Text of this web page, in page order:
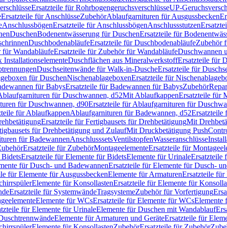
Ersatzteile für RohrbogengeruchsverschlüsseUP-
Ersatzteile für AnschlüsseZubehörAblaufgarnituren für Ausgussbecken
AnschlussbögenErsatzteile für AnschlussbögenAnschlussstutzen
DuschenBodenentwässerung für DuschenErsatzteile für
DuschbodenabläufeErsatzteile für DuschbodenabläufeZubehör
für WandabläufeErsatzteile für Zubehör für WandabläufeDuschwannen
Duschflächen aus MineralwerkstoffErsatzteile für
Duschseitenwände für Walk-in-DuscheErsatzteile für
für DuschenNischenablageboxenErsatzteile für
für BabysErsatzteile für Badewannen für BabysZubehör
für Duschwannen, d52Mit AblaufkappenErsatzteile für
für Duschwannen, d90Ersatzteile für Ablaufgarnituren für
für AblaufkappenAblaufgarnituren für Badewannen, d52Ersatzteile
Ersatzteile für Fertigbausets für DrehbetätigungMit
für Drehbetätigung und ZulaufMit Druckbetätigung
für BadewannenAnschlusssetsVentilstopfenWasseranschlüsse
Ersatzteile für ZubehörMontageelementeErsatzteile für
Ersatzteile für Elemente für BidetsElemente für UrinaleErsatzteile
für Dusch- und BadewannenErsatzteile für Elemente für Dusch-
für Elemente für AusgussbeckenElemente für ArmaturenErsatzteile für
Elemente für KonsollastenErsatzteile für Elemente für
Ersatzteile für SystemwändeTragsystemeZubehör für Vorfertigung
Elemente für WCsErsatzteile für Elemente für WCsElemente
für Elemente für UrinaleElemente für Duschen mit Wandablauf
Elemente für Armaturen und GeräteErsatzteile für